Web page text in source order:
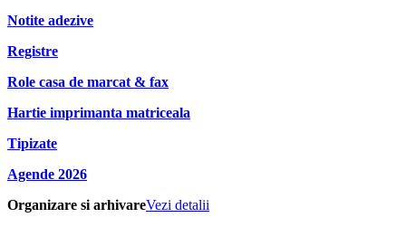
Notite adezive
Registre
Role casa de marcat & fax
Hartie imprimanta matriceala
Tipizate
Agende 2026
Organizare si arhivareVezi detalii